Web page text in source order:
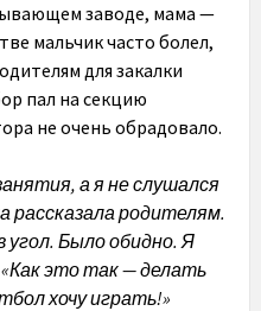
заводе, мама —
мальчик часто болел,
для закалки
пал на секцию
не очень обрадовало.
а я не слушался
рассказала родителям.
угол. Было обидно. Я
это так — делать
хочу играть!»